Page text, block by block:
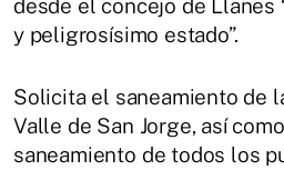
desde el concejo de Llanes
y peligrosísimo estado”.
Solicita el saneamiento de
Valle de San Jorge, así
saneamiento de todos los